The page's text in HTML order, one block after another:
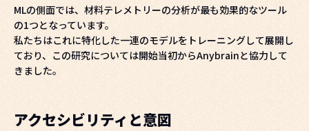
MLの側面では、材料テレメトリーの分析が最も効果的なツール
の1つとなっています。
私たちはこれに特化した一連のモデルをトレーニングして展開し
ており、この研究については開始当初からAnybrainと協力して
きました。
アクセシビリティと意図